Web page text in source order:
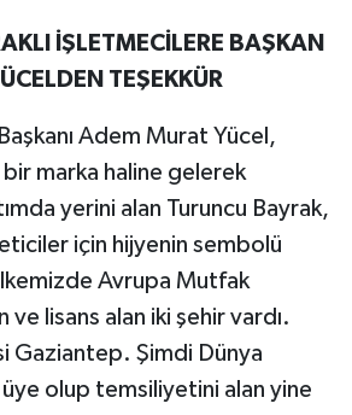
İŞLETMECİLERE BAŞKAN
TEŞEKKÜR
Adem Murat Yücel,
bir marka haline gelerek
yerini alan Turuncu Bayrak,
için hijyenin sembolü
Avrupa Mutfak
ve lisans alan iki şehir vardı.
Gaziantep. Şimdi Dünya
üye olup temsiliyetini alan yine